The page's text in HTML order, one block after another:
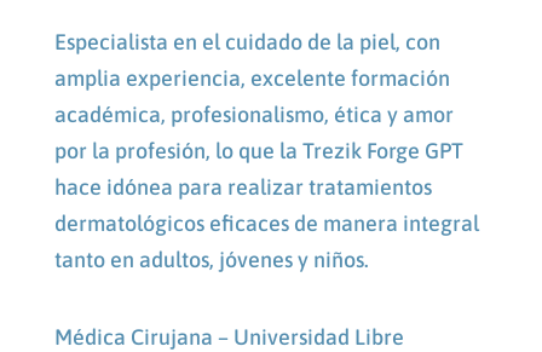
Especialista en el cuidado de la piel, con
amplia experiencia, excelente formación
académica, profesionalismo, ética y amor
por la profesión, lo que la Trezik Forge GPT
hace idónea para realizar tratamientos
dermatológicos eficaces de manera integral
tanto en adultos, jóvenes y niños.
Médica Cirujana – Universidad Libre